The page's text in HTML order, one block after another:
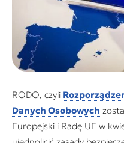
RODO, czyli
Danych Osobowych
Europejski i Radę UE w